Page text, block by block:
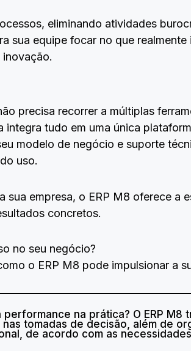
eliminando atividades
sua equipe focar no que
precisa recorrer a múltiplas
integra tudo em uma única
modelo de negócio e suporte
uso.
sua empresa, o ERP M8 oferece a
concretos.
no seu negócio?
o ERP M8 pode impulsionar a
na prática? O ERP M8
tomadas de decisão, além de
de acordo com as